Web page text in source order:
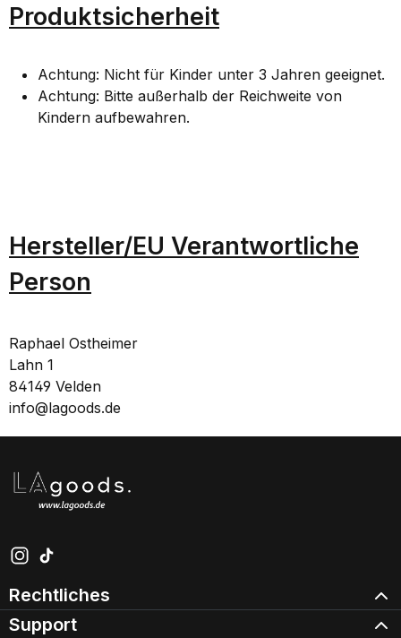
Produktsicherheit
Achtung: Nicht für Kinder unter 3 Jahren geeignet.
Achtung: Bitte außerhalb der Reichweite von
Kindern aufbewahren.
Hersteller/EU Verantwortliche
Person
Raphael Ostheimer
Lahn 1
84149 Velden
info@lagoods.de
Schau auf Instagram vorbei – öffnet in neuem Tab
Sieh dir unsere TikTok-Videos an – öffnet in neuem
Rechtliches
Support